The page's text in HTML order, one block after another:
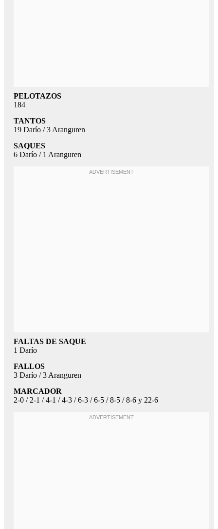
PELOTAZOS
184
TANTOS
19 Darío / 3 Aranguren
SAQUES
6 Darío / 1 Aranguren
FALTAS DE SAQUE
1 Darío
FALLOS
3 Darío / 3 Aranguren
MARCADOR
2-0 / 2-1 / 4-1 / 4-3 / 6-3 / 6-5 / 8-5 / 8-6 y 22-6